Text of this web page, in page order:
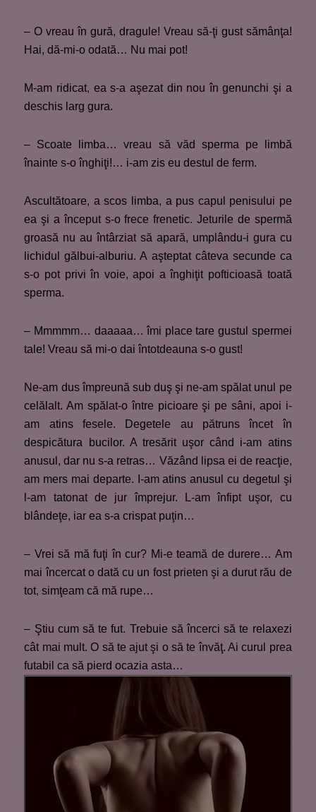
– O vreau în gură, dragule! Vreau să-ţi gust sămânţa!
Hai, dă-mi-o odată… Nu mai pot!
M-am ridicat, ea s-a aşezat din nou în genunchi şi a
deschis larg gura.
– Scoate limba… vreau să văd sperma pe limbă
înainte s-o înghiţi!… i-am zis eu destul de ferm.
Ascultătoare, a scos limba, a pus capul penisului pe
ea şi a început s-o frece frenetic. Jeturile de spermă
groasă nu au întârziat să apară, umplându-i gura cu
lichidul gălbui-alburiu. A aşteptat câteva secunde ca
s-o pot privi în voie, apoi a înghiţit pofticioasă toată
sperma.
– Mmmmm… daaaaa… îmi place tare gustul spermei
tale! Vreau să mi-o dai întotdeauna s-o gust!
Ne-am dus împreună sub duş şi ne-am spălat unul pe
celălalt. Am spălat-o între picioare şi pe sâni, apoi i-
am atins fesele. Degetele au pătruns încet în
despicătura bucilor. A tresărit uşor când i-am atins
anusul, dar nu s-a retras… Văzând lipsa ei de reacţie,
am mers mai departe. I-am atins anusul cu degetul şi
l-am tatonat de jur împrejur. L-am înfipt uşor, cu
blândeţe, iar ea s-a crispat puţin…
– Vrei să mă fuţi în cur? Mi-e teamă de durere… Am
mai încercat o dată cu un fost prieten şi a durut rău de
tot, simţeam că mă rupe…
– Ştiu cum să te fut. Trebuie să încerci să te relaxezi
cât mai mult. O să te ajut şi o să te învăţ. Ai curul prea
futabil ca să pierd ocazia asta…